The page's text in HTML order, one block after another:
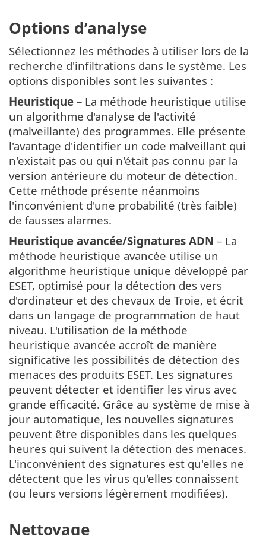
Options d’analyse
Sélectionnez les méthodes à utiliser lors de la
recherche d'infiltrations dans le système. Les
options disponibles sont les suivantes :
Heuristique – La méthode heuristique utilise
un algorithme d'analyse de l'activité
(malveillante) des programmes. Elle présente
l'avantage d'identifier un code malveillant qui
n'existait pas ou qui n'était pas connu par la
version antérieure du moteur de détection.
Cette méthode présente néanmoins
l'inconvénient d'une probabilité (très faible)
de fausses alarmes.
Heuristique avancée/Signatures ADN – La
méthode heuristique avancée utilise un
algorithme heuristique unique développé par
ESET, optimisé pour la détection des vers
d'ordinateur et des chevaux de Troie, et écrit
dans un langage de programmation de haut
niveau. L'utilisation de la méthode
heuristique avancée accroît de manière
significative les possibilités de détection des
menaces des produits ESET. Les signatures
peuvent détecter et identifier les virus avec
grande efficacité. Grâce au système de mise à
jour automatique, les nouvelles signatures
peuvent être disponibles dans les quelques
heures qui suivent la détection des menaces.
L'inconvénient des signatures est qu'elles ne
détectent que les virus qu'elles connaissent
(ou leurs versions légèrement modifiées).
Nettoyage